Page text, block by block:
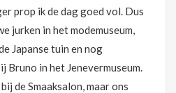
prop ik de dag goed vol. Dus
jurken in het modemuseum,
Japanse tuin en nog
Bruno in het Jenevermuseum.
de Smaaksalon, maar ons